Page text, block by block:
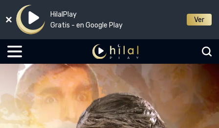
HilalPlay
Gratis - en Google Play
Ver